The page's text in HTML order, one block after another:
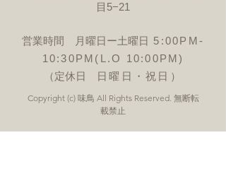
目5−21
営業時間 月曜日ー土曜日 5:00PM-
10:30PM(L.O 10:00PM)
（定休日
日曜日・祝日）
Copyright (c) 味鳥 All Rights Reserved. 無断転
載禁止